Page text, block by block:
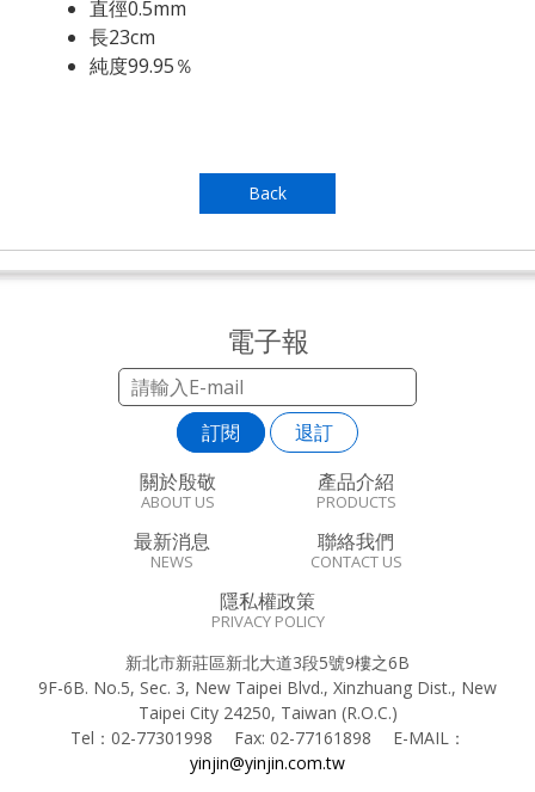
直徑0.5mm
長23cm
純度99.95％
Back
關於殷敬
ABOUT US
產品介紹
PRODUCTS
最新消息
NEWS
聯絡我們
CONTACT US
隱私權政策
PRIVACY POLICY
新北市新莊區新北大道3段5號9樓之6B
9F-6B. No.5, Sec. 3, New Taipei Blvd., Xinzhuang Dist., New
Taipei City 24250, Taiwan (R.O.C.)
Tel： 02-77301998 Fax: 02-77161898 E-MAIL：
yinjin@yinjin.com.tw
電子報
訂閱 退訂